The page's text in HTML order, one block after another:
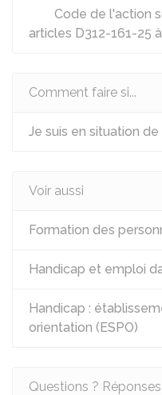
Code de l'action
articles D312-161-25
Comment faire si...
Je suis en situation
Voir aussi
Formation des
Handicap et emploi
Handicap :
orientation (ESPO)
Questions ?